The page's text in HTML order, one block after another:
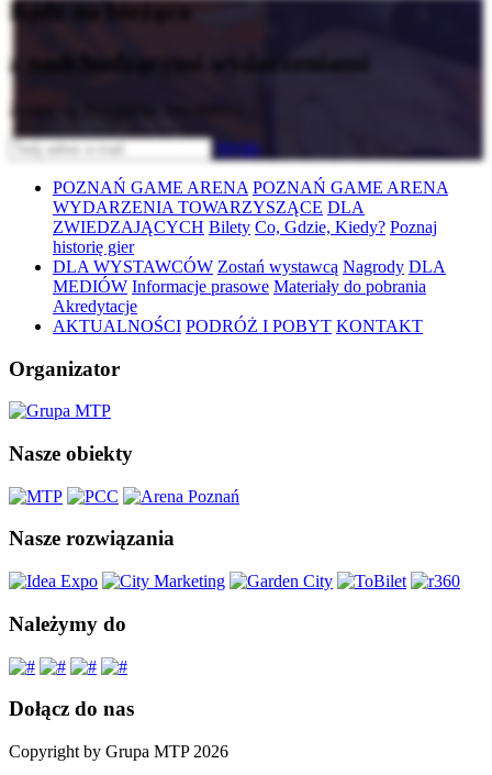
Bądź na bieżąco
z nadchodzącymi wydarzeniami
Wyślij
POZNAŃ GAME ARENA POZNAŃ GAME ARENA
WYDARZENIA TOWARZYSZĄCE DLA
ZWIEDZAJĄCYCH Bilety Co, Gdzie, Kiedy? Poznaj
historię gier
DLA WYSTAWCÓW Zostań wystawcą Nagrody DLA
MEDIÓW Informacje prasowe Materiały do pobrania
Akredytacje
AKTUALNOŚCI PODRÓŻ I POBYT KONTAKT
Organizator
Nasze obiekty
Nasze rozwiązania
Należymy do
Dołącz do nas
Copyright by Grupa MTP 2026